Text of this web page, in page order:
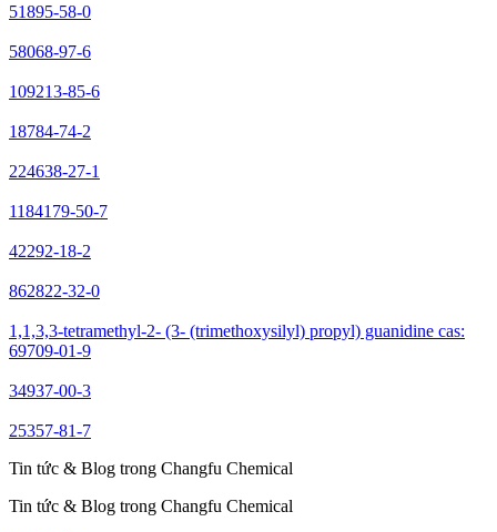
51895-58-0
58068-97-6
109213-85-6
18784-74-2
224638-27-1
1184179-50-7
42292-18-2
862822-32-0
1,1,3,3-tetramethyl-2- (3- (trimethoxysilyl) propyl) guanidine cas:
69709-01-9
34937-00-3
25357-81-7
Tin tức & Blog trong Changfu Chemical
Tin tức & Blog trong Changfu Chemical